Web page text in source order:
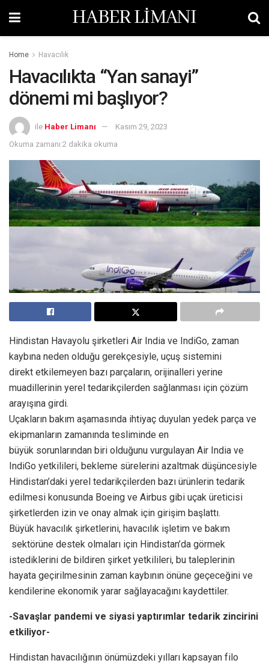
HABER LİMANI
Home Havacılık
Havacılıkta “Yan sanayi”
dönemi mi başlıyor?
ile Haber Limanı
Kasım 29, 2023
Okuma zamanı:2 dakika okuma
Hindistan Havayolu şirketleri Air India ve IndiGo, zaman
kaybına neden olduğu gerekçesiyle, uçuş sistemini
direkt etkilemeyen bazı parçaların, orijinalleri yerine
muadillerinin yerel tedarikçilerden sağlanması için çözüm
arayışına girdi.
Uçakların bakım aşamasında ihtiyaç duyulan yedek parça ve
ekipmanların zamanında tesliminde en
büyük sorunlarından biri olduğunu vurgulayan Air India ve
IndiGo yetkilileri, bekleme sürelerini azaltmak düşüncesiyle
Hindistan’daki yerel tedarikçilerden bazı ürünlerin tedarik
edilmesi konusunda Boeing ve Airbus gibi uçak üreticisi
şirketlerden izin ve onay almak için girişim başlattı.
Büyük havacılık şirketlerini, havacılık işletim ve bakım
sektörüne destek olmaları için Hindistan’da görmek
istediklerini de bildiren şirket yetkilileri, bu taleplerinin
hayata geçirilmesinin zaman kaybının önüne geçeceğini ve
kendilerine ekonomik yarar sağlayacağını kaydettiler.
-Savaşlar pandemi ve siyasi yaptırımlar tedarik zincirini
etkiliyor-
Hindistan havacılığının önümüzdeki yılları kapsayan filo